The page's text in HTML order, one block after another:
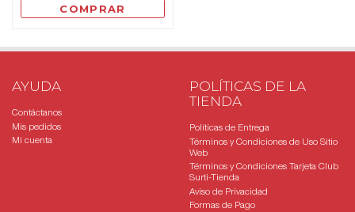
COMPRAR
AYUDA
Contáctanos
Mis pedidos
Mi cuenta
POLÍTICAS DE LA
TIENDA
Políticas de Entrega
Términos y Condiciones de Uso Sitio
Web
Términos y Condiciones Tarjeta Club
Surti-Tienda
Aviso de Privacidad
Formas de Pago